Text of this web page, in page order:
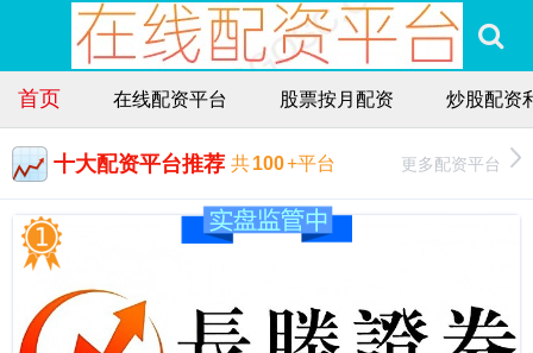
首页 在线配资平台 股票按月配资 炒股配资
十大配资平台推荐 共100+平台 更多配资平台